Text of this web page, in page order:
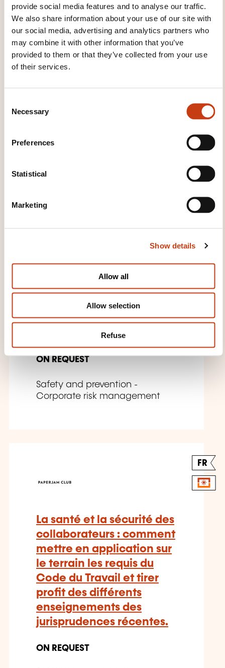
provide social media features and to analyse our traffic.
We also share information about your use of our site with
our social media, advertising and analytics partners who
may combine it with other information that you’ve
provided to them or that they’ve collected from your use
of their services.
Necessary
Preferences
Statistical
Marketing
Show details
Allow all
Allow selection
Refuse
EN
work
ON REQUEST
Safety and prevention -
FR
Learning-by-doing est LA
stratégie de réussite face
aux cyber-menaces
ON REQUEST
Safety and prevention -
Corporate risk management
FR
La santé et la sécurité des
collaborateurs : comment
mettre en application sur
le terrain les requis du
Code du Travail et tirer
profit des différents
enseignements des
jurisprudences récentes.
ON REQUEST